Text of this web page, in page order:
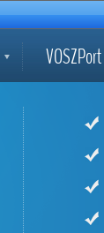
VOSZPort